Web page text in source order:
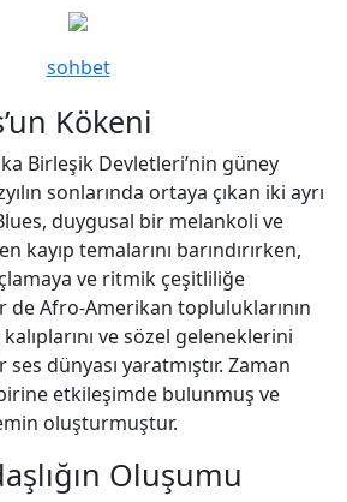
sohbet
Kökeni
Birleşik Devletleri’nin güney
sonlarında ortaya çıkan iki ayrı
duygusal bir melankoli ve
kayıp temalarını barındırırken,
ve ritmik çeşitliliğe
de Afro‑Amerikan topluluklarının
ve sözel geleneklerini
dünyası yaratmıştır. Zaman
etkileşimde bulunmuş ve
oluşturmuştur.
Oluşumu